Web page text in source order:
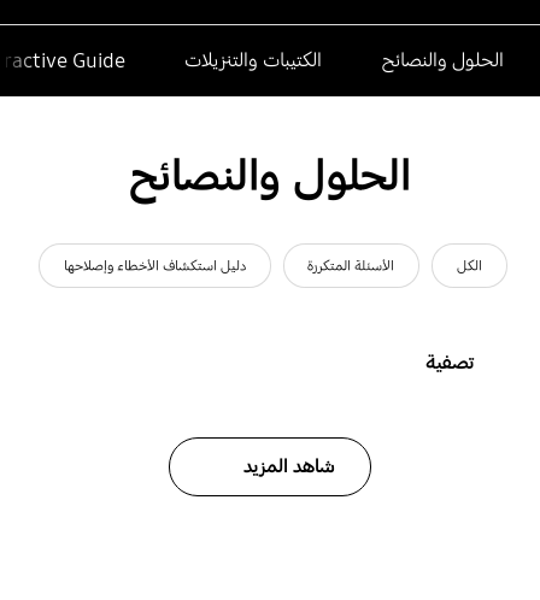
الحلول والنصائح الكتيبات والتنزيلات Guide
الحلول والنصائح
الكل الأسئلة المتكررة دليل استكشاف الأخطاء وإصلاحها
تصفية
شاهد المزيد